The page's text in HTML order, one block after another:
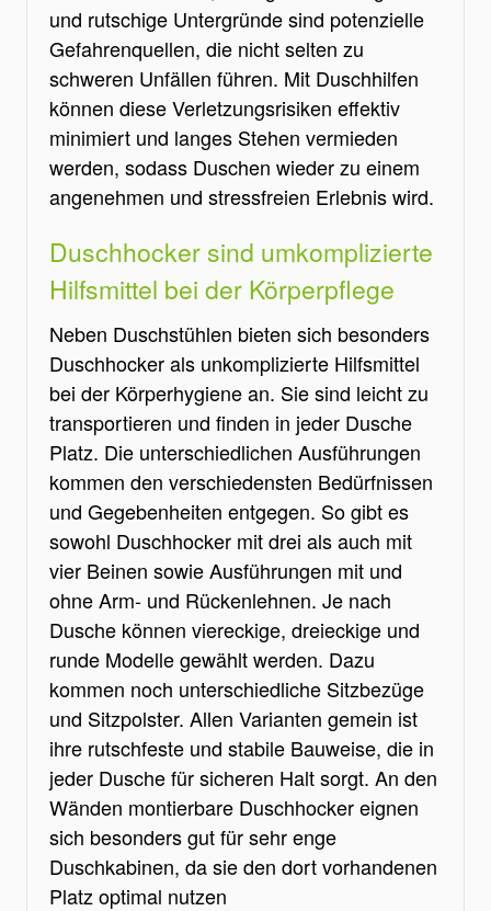
und rutschige Untergründe sind potenzielle
Gefahrenquellen, die nicht selten zu
schweren Unfällen führen. Mit Duschhilfen
können diese Verletzungsrisiken effektiv
minimiert und langes Stehen vermieden
werden, sodass Duschen wieder zu einem
angenehmen und stressfreien Erlebnis wird.
Duschhocker sind umkomplizierte
Hilfsmittel bei der Körperpflege
Neben Duschstühlen bieten sich besonders
Duschhocker als unkomplizierte Hilfsmittel
bei der Körperhygiene an. Sie sind leicht zu
transportieren und finden in jeder Dusche
Platz. Die unterschiedlichen Ausführungen
kommen den verschiedensten Bedürfnissen
und Gegebenheiten entgegen. So gibt es
sowohl Duschhocker mit drei als auch mit
vier Beinen sowie Ausführungen mit und
ohne Arm- und Rückenlehnen. Je nach
Dusche können viereckige, dreieckige und
runde Modelle gewählt werden. Dazu
kommen noch unterschiedliche Sitzbezüge
und Sitzpolster. Allen Varianten gemein ist
ihre rutschfeste und stabile Bauweise, die in
jeder Dusche für sicheren Halt sorgt. An den
Wänden montierbare Duschhocker eignen
sich besonders gut für sehr enge
Duschkabinen, da sie den dort vorhandenen
Platz optimal nutzen